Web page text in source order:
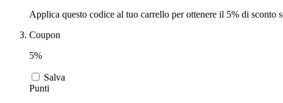
Applica questo codice al tuo carrello per ottenere il 5% di
Coupon
5%
Salva
Punti